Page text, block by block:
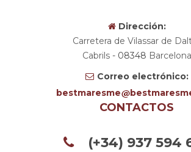
Dirección:
Carretera de Vilassar de
Cabrils- 08348 Barcelona
Correo electrónico:
bestmaresme
CONTACTOS
(+34) 937 594